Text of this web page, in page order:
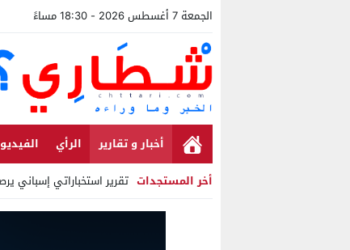
الجمعة 7 أغسطس 2026 - 18:30 مساءً
أخبار و تقارير الرأي الفيديو
أخر المستجدات تقرير استخباراتي إسباني يرصد
Stop